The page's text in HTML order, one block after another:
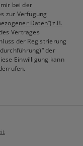
bei der
zur Verfügung
Daten“(z.B.
Vertrages
der Registrierung
der
Einwilligung kann